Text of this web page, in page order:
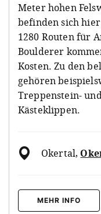
Meter hohen
befinden sich
1280 Routen für
Boulderer
Kosten. Zu den
gehören
Treppenstein-
Kästeklippen.
Okertal,
MEHR INFO